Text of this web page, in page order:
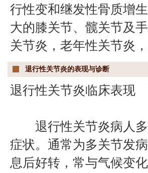
行性变和继发性骨质增
大的膝关节、髋关节及
关节炎，老年性关节炎
退行性关节炎的表现与诊断
退行性关节炎临床表现
退行性关节炎病人多
症状。通常为多关节发
息后好转，常与气候变